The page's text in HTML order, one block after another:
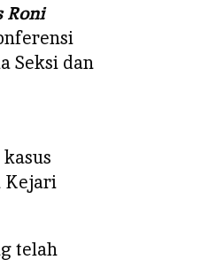
Roni
Seksi dan
Kejari
telah